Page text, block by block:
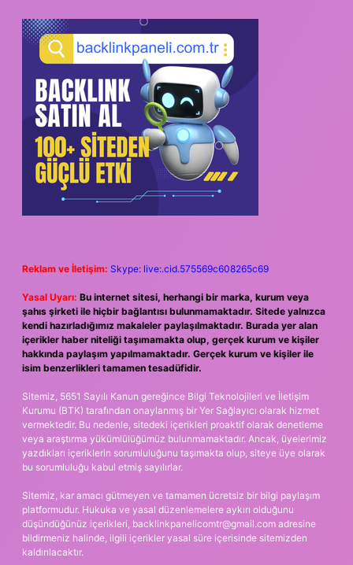
Reklam ve İletişim: Skype: live:.cid.575569c608265c69
Yasal Uyarı: Bu internet sitesi, herhangi bir marka, kurum veya
şahıs şirketi ile hiçbir bağlantısı bulunmamaktadır. Sitede yalnızca
kendi hazırladığımız makaleler paylaşılmaktadır. Burada yer alan
içerikler haber niteliği taşımamakta olup, gerçek kurum ve kişiler
hakkında paylaşım yapılmamaktadır. Gerçek kurum ve kişiler ile
isim benzerlikleri tamamen tesadüfidir.
Sitemiz, 5651 Sayılı Kanun gereğince Bilgi Teknolojileri ve İletişim
Kurumu (BTK) tarafından onaylanmış bir Yer Sağlayıcı olarak hizmet
vermektedir. Bu nedenle, sitedeki içerikleri proaktif olarak denetleme
veya araştırma yükümlülüğümüz bulunmamaktadır. Ancak, üyelerimiz
yazdıkları içeriklerin sorumluluğunu taşımakta olup, siteye üye olarak
bu sorumluluğu kabul etmiş sayılırlar.
Sitemiz, kar amacı gütmeyen ve tamamen ücretsiz bir bilgi paylaşım
platformudur. Hukuka ve yasal düzenlemelere aykırı olduğunu
düşündüğünüz içerikleri, backlinkpanelicomtr@gmail.com adresine
bildirmeniz halinde, ilgili içerikler yasal süre içerisinde sitemizden
kaldırılacaktır.